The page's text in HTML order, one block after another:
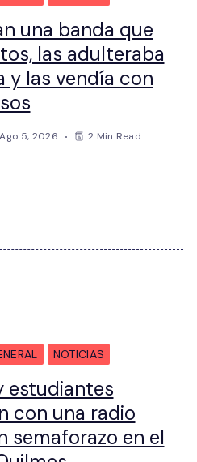
una banda que
las adulteraba
y las vendía con
Ago 5, 2026 2 Min Read
NOTICIAS
estudiantes
con una radio
semaforazo en el